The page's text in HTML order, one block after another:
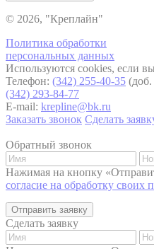
© 2026, "Креплайн"
Политика обработки
персональных данных
Используются cookies, если
Телефон: (342) 255-40-35 (доб.
(342) 293-84-77
E-mail: krepline@bk.ru
Заказать звонок Сделать
Обратный звонок
Нажимая на кнопку
согласие на обработку своих
Отправить заявку
Сделать заявку